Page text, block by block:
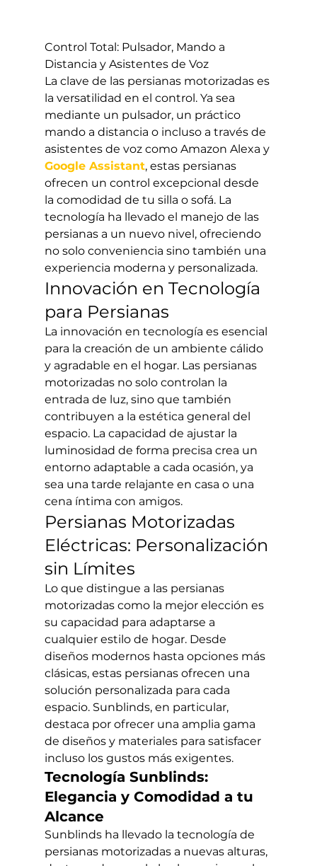
Control Total: Pulsador, Mando a
Distancia y Asistentes de Voz
La clave de las persianas motorizadas es
la versatilidad en el control. Ya sea
mediante un pulsador, un práctico
mando a distancia o incluso a través de
asistentes de voz como Amazon Alexa y
Google Assistant, estas persianas
ofrecen un control excepcional desde
la comodidad de tu silla o sofá. La
tecnología ha llevado el manejo de las
persianas a un nuevo nivel, ofreciendo
no solo conveniencia sino también una
experiencia moderna y personalizada.
Innovación en Tecnología
para Persianas
La innovación en tecnología es esencial
para la creación de un ambiente cálido
y agradable en el hogar. Las persianas
motorizadas no solo controlan la
entrada de luz, sino que también
contribuyen a la estética general del
espacio. La capacidad de ajustar la
luminosidad de forma precisa crea un
entorno adaptable a cada ocasión, ya
sea una tarde relajante en casa o una
cena íntima con amigos.
Persianas Motorizadas
Eléctricas: Personalización
sin Límites
Lo que distingue a las persianas
motorizadas como la mejor elección es
su capacidad para adaptarse a
cualquier estilo de hogar. Desde
diseños modernos hasta opciones más
clásicas, estas persianas ofrecen una
solución personalizada para cada
espacio. Sunblinds, en particular,
destaca por ofrecer una amplia gama
de diseños y materiales para satisfacer
incluso los gustos más exigentes.
Tecnología Sunblinds:
Elegancia y Comodidad a tu
Alcance
Sunblinds ha llevado la tecnología de
persianas motorizadas a nuevas alturas,